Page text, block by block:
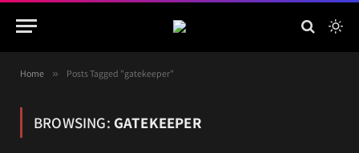
Home » Posts Tagged "gatekeeper"
BROWSING: GATEKEEPER